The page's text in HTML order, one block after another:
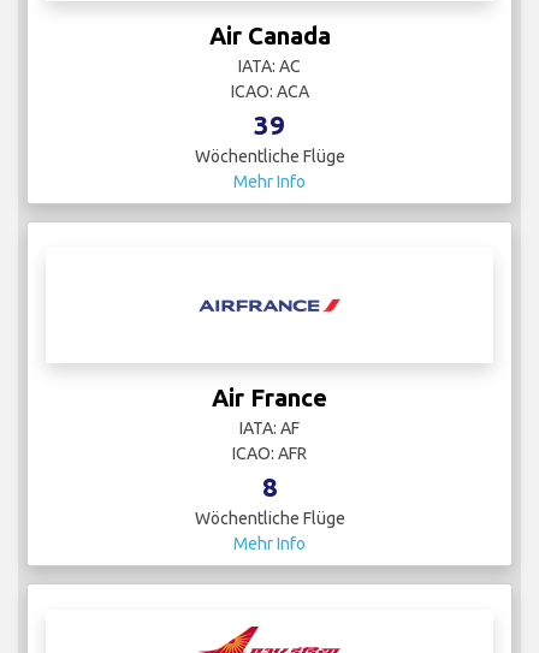
Air Canada
IATA: AC
ICAO: ACA
39
Wöchentliche Flüge
Mehr Info
Air France
IATA: AF
ICAO: AFR
8
Wöchentliche Flüge
Mehr Info